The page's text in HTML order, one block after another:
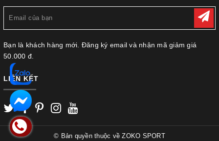
Bạn là khách hàng mới. Đăng ký email và nhận mã giảm giá
50.000 đ.
LIÊN KẾT
© Bản quyền thuộc vềZOKO SPORT